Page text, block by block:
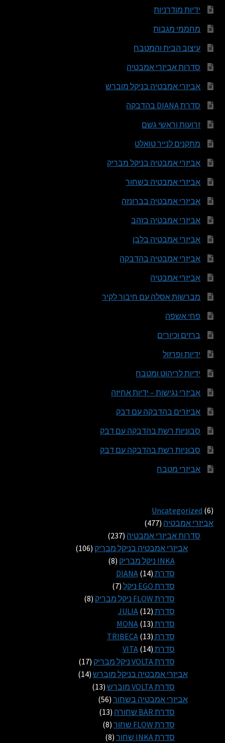
ידיות מודרניות
מחממי מגבות
עיצוב הבית והמטבח
סדרות אביזרי אמבטיה
אביזרי אמבטיה בניקל מוברש
סדרת DIANA בהדבקה
זרועות וראשי גשם
מתקנים לנייר טואלט
אביזרי אמבטיה בניקל מבריק
אביזרי אמבטיה בשחור
אביזרי אמבטיה בברונזה
אביזרי אמבטיה בזהב
אביזרי אמבטיה בלבן
אביזרי אמבטיה בהדבקה
אביזרי אמבטיה
מברשות אסלה עם חיבור לקיר
פחי אשפה
ברזים וכיורים
ידיות ופרזול
ידיות לריהוט ומטבח
אביזרי נגישות – ידיות אחיזה
אביזרים בהדבקה עם דבק
סבוניות רשת בהדבקה עם דבק
סבוניות רשת בהדבקה עם דבק
אביזרי מטבח
Uncategorized 6
6
מוצרים
אביזרי אמבטיה 477
477
מוצרים
סדרות אביזרי אמבטיה 237
237
מוצרים
אביזרי אמבטיה בניקל מבריק 106
106
INKA ניקל מבריק 8
8
סדרת DIANA 14
14
מוצרים סדרת EGO ניקל 7
7
מוצרים
סדרת FLOW ניקל מבריק 8
8
סדרת JULIA 12
12
מוצרים סדרת MONA 13
13
מוצרים סדרת TRIBECA 13
13
מוצרים סדרת VITA 14
14
מוצרים סדרת VOLTA ניקל מבריק 17
17
מוצרים
אביזרי אמבטיה בניקל מוברש 14
14
סדרת VOLTA מוברש 13
13
אביזרי אמבטיה בשחור 56
56
מוצרים
סדרת BAR שחורה 13
13
סדרת FLOW שחור 8
8
מוצרים
סדרת INKA שחור 8
8